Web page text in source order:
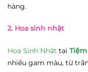
hàng.
2. Hoa sinh nhật
Hoa Sinh Nhật tại
nhiều gam màu, từ